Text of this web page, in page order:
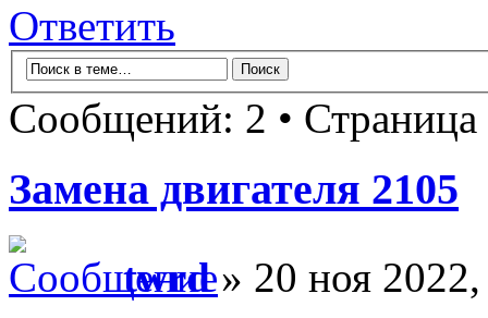
Ответить
Сообщений: 2 • Страница
Замена двигателя 2105
twrd» 20 ноя